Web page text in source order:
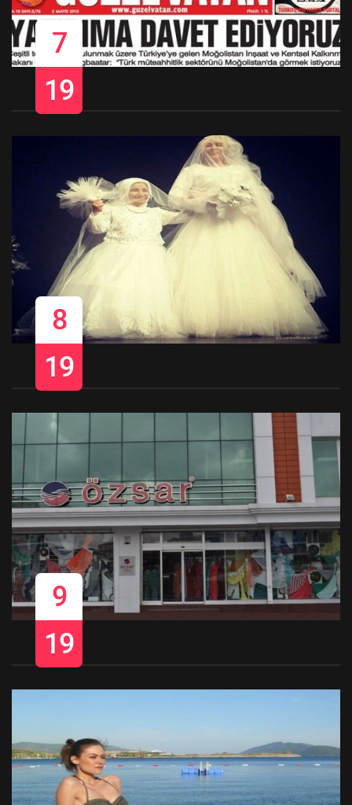
7
19
8
19
9
19